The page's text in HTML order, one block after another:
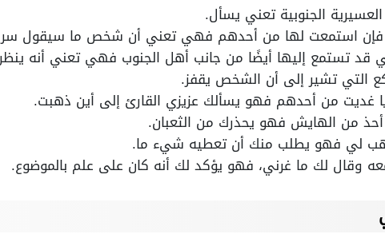
الجنوبية تعني يسأل.
فإن استمعت لها من أحدهم فهي تعني أن شخص ما سيقول
قد تستمع إليها أيضًا من جانب أهل الجنوب فهي تعني أنه
التي تشير إلى أن الشخص يقفز.
غديت من أحدهم فهو يسألك عزيزي القارئ إلى أين ذهبت.
من الهايش فهو يحذرك من الثعبان.
لي فهو يطلب منك أن تعطيه شيء ما.
وقال لك ما غرني، فهو يؤكد لك أنه كان على علم بالموضوع.